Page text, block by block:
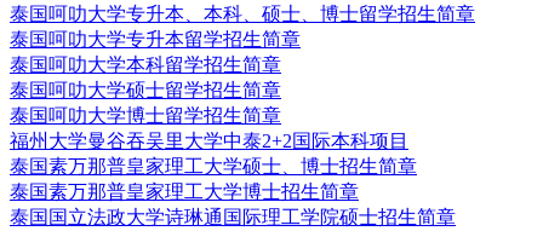
泰国呵叻大学专升本、本科、硕士、博士留学招生简章
泰国呵叻大学专升本留学招生简章
泰国呵叻大学本科留学招生简章
泰国呵叻大学硕士留学招生简章
泰国呵叻大学博士留学招生简章
福州大学曼谷吞吴里大学中泰2+2国际本科项目
泰国素万那普皇家理工大学硕士、博士招生简章
泰国素万那普皇家理工大学博士招生简章
泰国国立法政大学诗琳通国际理工学院硕士招生简章